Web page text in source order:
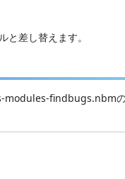
差し替えます。
modules-findbugs.nbm